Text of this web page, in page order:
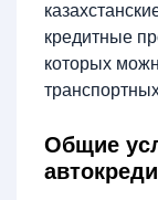
кредитные
которых
Общие